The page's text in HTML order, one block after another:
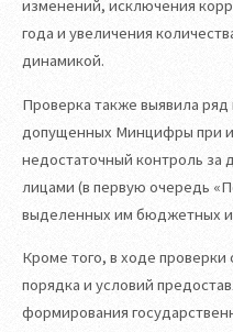
изменений, исключения
года и увеличения
динамикой.
Проверка также выявила
допущенных Минцифры при
недостаточный контроль
лицами (в первую очередь
выделенных им бюджетных
Кроме того, в ходе
порядка и условий
формирования